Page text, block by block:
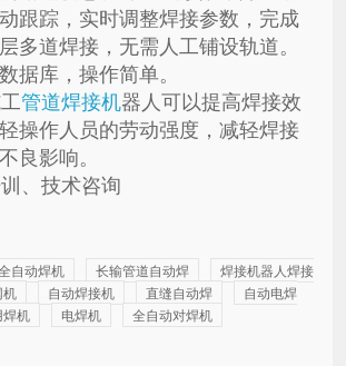
跟踪，实时调整焊接参数，完成
多道焊接，无需人工铺设轨道。
据库，操作简单。
管道焊接机器人可以提高焊接效
操作人员的劳动强度，减轻焊接
良影响。
、技术咨询
自动焊机 长输管道自动焊
焊接机器人焊接
机 自动焊接机 直缝自动焊
自动电焊
焊机 电焊机 全自动对焊机